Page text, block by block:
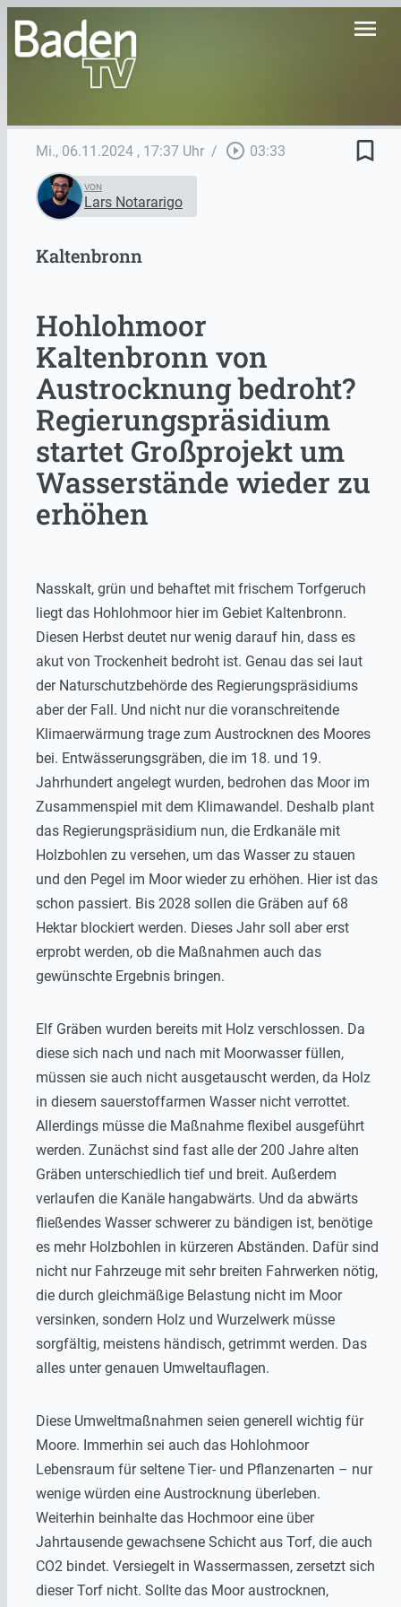
menu
Mi., 06.11.2024 , 17:37 Uhr / play_circle_outline 03:33 bookmark_border
VON
Lars Notararigo
Kaltenbronn
Hohlohmoor
Kaltenbronn von
Austrocknung bedroht?
Regierungspräsidium
startet Großprojekt um
Wasserstände wieder zu
erhöhen
Nasskalt, grün und behaftet mit frischem Torfgeruch
liegt das Hohlohmoor hier im Gebiet Kaltenbronn.
Diesen Herbst deutet nur wenig darauf hin, dass es
akut von Trockenheit bedroht ist. Genau das sei laut
der Naturschutzbehörde des Regierungspräsidiums
aber der Fall. Und nicht nur die voranschreitende
Klimaerwärmung trage zum Austrocknen des Moores
bei. Entwässerungsgräben, die im 18. und 19.
Jahrhundert angelegt wurden, bedrohen das Moor im
Zusammenspiel mit dem Klimawandel. Deshalb plant
das Regierungspräsidium nun, die Erdkanäle mit
Holzbohlen zu versehen, um das Wasser zu stauen
und den Pegel im Moor wieder zu erhöhen. Hier ist das
schon passiert. Bis 2028 sollen die Gräben auf 68
Hektar blockiert werden. Dieses Jahr soll aber erst
erprobt werden, ob die Maßnahmen auch das
gewünschte Ergebnis bringen.
Elf Gräben wurden bereits mit Holz verschlossen. Da
diese sich nach und nach mit Moorwasser füllen,
müssen sie auch nicht ausgetauscht werden, da Holz
in diesem sauerstoffarmen Wasser nicht verrottet.
Allerdings müsse die Maßnahme flexibel ausgeführt
werden. Zunächst sind fast alle der 200 Jahre alten
Gräben unterschiedlich tief und breit. Außerdem
verlaufen die Kanäle hangabwärts. Und da abwärts
fließendes Wasser schwerer zu bändigen ist, benötige
es mehr Holzbohlen in kürzeren Abständen. Dafür sind
nicht nur Fahrzeuge mit sehr breiten Fahrwerken nötig,
die durch gleichmäßige Belastung nicht im Moor
versinken, sondern Holz und Wurzelwerk müsse
sorgfältig, meistens händisch, getrimmt werden. Das
alles unter genauen Umweltauflagen.
Diese Umweltmaßnahmen seien generell wichtig für
Moore. Immerhin sei auch das Hohlohmoor
Lebensraum für seltene Tier- und Pflanzenarten – nur
wenige würden eine Austrocknung überleben.
Weiterhin beinhalte das Hochmoor eine über
Jahrtausende gewachsene Schicht aus Torf, die auch
CO2 bindet. Versiegelt in Wassermassen, zersetzt sich
dieser Torf nicht. Sollte das Moor austrocknen,